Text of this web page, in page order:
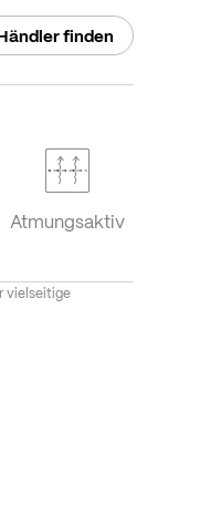
finden
Atmungsaktiv
vielseitige